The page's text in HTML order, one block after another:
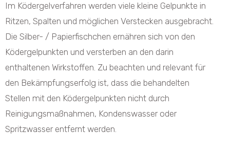
Im Ködergelverfahren werden viele kleine Gelpunkte in
Ritzen, Spalten und möglichen Verstecken ausgebracht.
Die Silber- / Papierfischchen ernähren sich von den
Ködergelpunkten und versterben an den darin
enthaltenen Wirkstoffen. Zu beachten und relevant für
den Bekämpfungserfolg ist, dass die behandelten
Stellen mit den Ködergelpunkten nicht durch
Reinigungsmaßnahmen, Kondenswasser oder
Spritzwasser entfernt werden.